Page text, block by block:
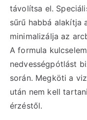
távolítsa el.
sűrű habbá alakítja
minimalizálja az
A formula
nedvességpótlást
során. Megköti a
után nem kell
érzéstől.